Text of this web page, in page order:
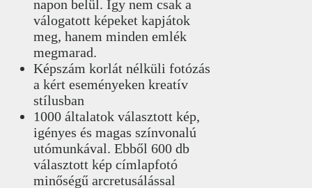
napon belül. Így nem csak a
válogatott képeket kapjátok
meg, hanem minden emlék
megmarad.
Képszám korlát nélküli fotózás
a kért eseményeken kreatív
stílusban
1000 általatok választott kép,
igényes és magas színvonalú
utómunkával. Ebből 600 db
választott kép címlapfotó
minőségű arcretusálással